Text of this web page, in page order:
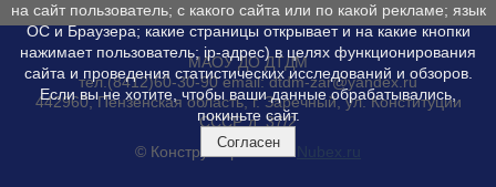
МАОУ ДО ДТДМ
тел.(8412)60-30-90 email: dtdm-zar@yandex.ru
442960, Пензенская область, г. Заречный, ул. Конституции
СССР, д. 37/2
© Конструктор сайтов
на сайт пользователь; с какого сайта или по какой рекламе; язык
ОС и Браузера; какие страницы открывает и на какие кнопки
нажимает пользователь; ip-адрес) в целях функционирования
сайта и проведения статистических исследований и обзоров.
Если вы не хотите, чтобы ваши данные обрабатывались,
покиньте сайт.
Согласен